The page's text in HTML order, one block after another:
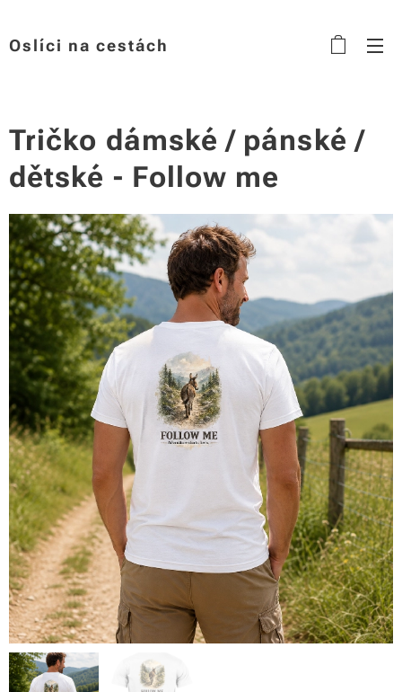
Oslíci na cestách
Tričko dámské / pánské /
dětské - Follow me